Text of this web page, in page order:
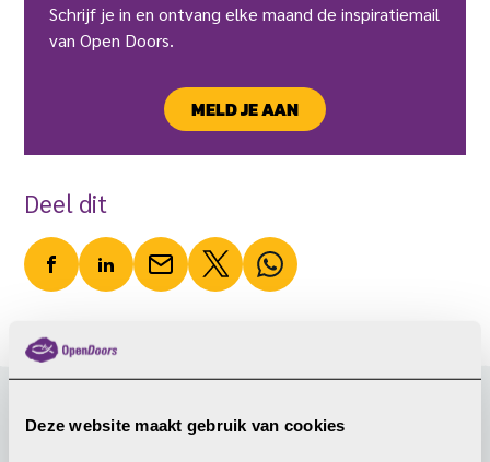
Deze website maakt gebruik van cookies
Schrijf je in en ontvang elke maand de inspiratiemail
van Open Doors.
MELD JE AAN
Deel dit
Gerelateerd nieuws